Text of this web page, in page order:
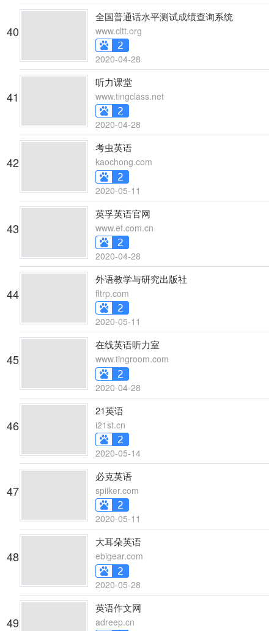
40
全国普通话水平测试成绩查询系统
www.cltt.org
2020-04-28
41
听力课堂
www.tingclass.net
2020-04-28
42
考虫英语
kaochong.com
2020-05-11
43
英孚英语官网
www.ef.com.cn
2020-04-28
44
外语教学与研究出版社
fltrp.com
2020-05-11
45
在线英语听力室
www.tingroom.com
2020-04-28
46
21英语
i21st.cn
2020-05-14
47
必克英语
spiiker.com
2020-05-11
48
大耳朵英语
ebigear.com
2020-05-28
49
英语作文网
adreep.cn